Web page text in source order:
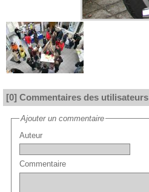
[0] Commentaires des utilisateurs
Ajouter un commentaire
Auteur
Commentaire